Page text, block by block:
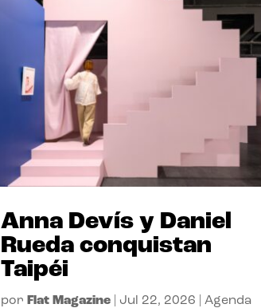
Anna Devís y Daniel
Rueda conquistan
Taipéi
por Flat Magazine| Jul 22, 2026 Agenda